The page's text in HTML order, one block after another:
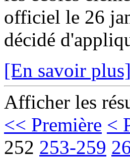
officiel le 26
décidé
[En savoir plus]
Afficher les
<< Première <
252 253-259